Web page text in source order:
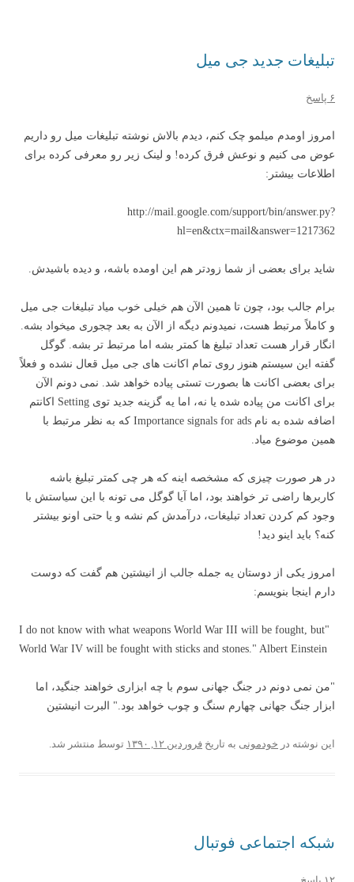
تبلیغات جدید جی میل
۶ پاسخ
امروز اومدم میلمو چک کنم، دیدم بالاش نوشته تبلیغات میل رو داریم
عوض می کنیم و نوعش فرق کرده! و لینک زیر رو معرفی کرده برای
اطلاعات بیشتر:
http://mail.google.com/support/bin/answer.py?
hl=en&ctx=mail&answer=1217362
شاید برای بعضی از شما زودتر هم این اومده باشه، و دیده باشیدش.
برام جالب بود، چون تا همین الآن هم خیلی خوب میاد تبلیغات جی میل
و کاملاً مرتبط هست، نمیدونم دیگه از الآن به بعد چجوری میخواد بشه.
انگار قرار هست تعداد تبلیغ ها کمتر بشه اما مرتبط تر بشه. گوگل
گفته این سیستم هنوز روی تمام اکانت های جی میل قعال نشده و فعلاً
برای بعضی اکانت ها بصورت تستی پیاده خواهد شد. نمی دونم الآن
برای اکانت من پیاده شده یا نه، اما یه گزینه جدید توی Setting اکانتم
اضافه شده به نام
Importance signals for ads که به نظر مرتبط با
همین موضوع میاد.
در هر صورت چیزی که مشخصه اینه که هر چی کمتر تبلیغ باشه
کاربرها راضی تر خواهند بود، اما آیا گوگل می تونه با این سیاستش با
وجود کم کردن تعداد تبلیغات، درآمدش کم نشه و یا حتی اونو بیشتر
کنه؟ باید اینو دید!
امروز یکی از دوستان یه جمله جالب از انیشتین هم گفت که دوست
دارم اینجا بنویسم:
"I do not know with what weapons World War III will be fought, but
World War IV will be fought with sticks and stones." Albert Einstein
"من نمی دونم در جنگ جهانی سوم با چه ابزاری خواهند جنگید، اما
ابزار جنگ جهانی چهارم سنگ و چوب خواهد بود." البرت انیشتین
این نوشته در خودمونی به تاریخ فروردین ۱۲, ۱۳۹۰ توسط منتشر شد.
شبکه اجتماعی فوتبال